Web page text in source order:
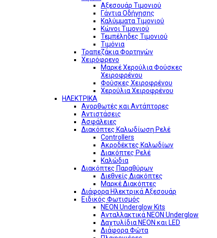
Αξεσουάρ Τιμονιού
Γάντια Οδήγησης
Καλύμματα Τιμονιού
Κώνοι Τιμονιού
Τεμπέληδες Τιμονιού
Τιμόνια
Τραπεζάκια Φορτηγών
Χειρόφρενο
Μαρκέ Χερούλια Φούσκες
Χειροφρένου
Φούσκες Χειροφρένου
Χερούλια Χειροφρένου
ΗΛΕΚΤΡΙΚΑ
Ανορθωτές και Αντάπτορες
Αντιστάσεις
Ασφάλειες
Διακόπτες Καλωδίωση Ρελέ
Controllers
Ακροδέκτες Καλωδίων
Διακόπτες Ρελέ
Καλώδια
Διακόπτες Παραθύρων
Διεθνείς Διακόπτες
Μαρκέ Διακόπτες
Διάφορα Ηλεκτρικά Αξεσουάρ
Ειδικός Φωτισμός
NEON Underglow Kits
Ανταλλακτικά NEON Underglow
Δαχτυλίδια NEON και LED
Διάφορα Φώτα